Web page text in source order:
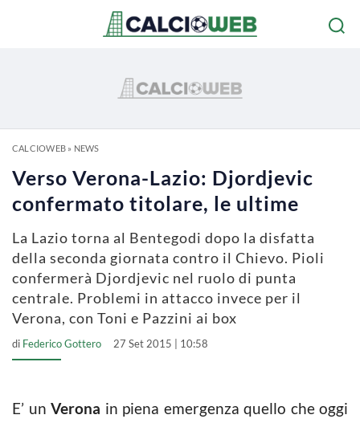
CALCIOWEB» NEWS
Verso Verona-Lazio: Djordjevic
confermato titolare, le ultime
La Lazio torna al Bentegodi dopo la disfatta
della seconda giornata contro il Chievo. Pioli
confermerà Djordjevic nel ruolo di punta
centrale. Problemi in attacco invece per il
Verona, con Toni e Pazzini ai box
di Federico Gottero 27 Set 2015 | 10:58
E’ un Verona in piena emergenza quello che oggi